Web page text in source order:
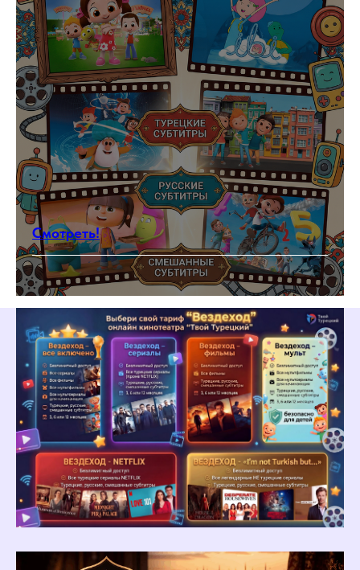
Смотреть!
Сможете задать свои вопросы
Ознакомитесь со структурой
изучения турецкого языка и
подберете подходящую вам
программу
Прослушаете вводную лекцию
про аффиксы, строение
турецкого языка
Вы познакомитесь с
преподавателем
Что будет на
бесплатном уроке?
Длительность занятия